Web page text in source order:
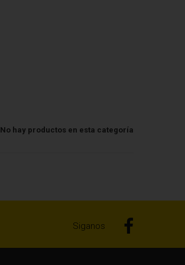
No hay productos en esta categoría
Siganos